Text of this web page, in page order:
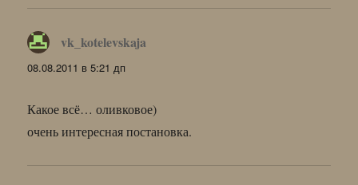
vk_kotelevskaja
08.08.2011 в 5:21 дп
Какое всё… оливковое)
очень интересная постановка.